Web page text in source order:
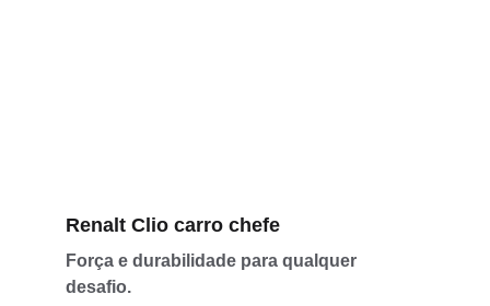
Renalt Clio carro chefe
Força e durabilidade para qualquer
desafio.